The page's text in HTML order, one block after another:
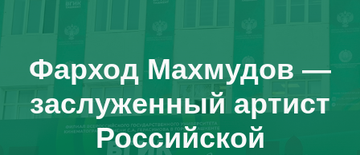
Фарход Махмудов —
заслуженный артист
Российской